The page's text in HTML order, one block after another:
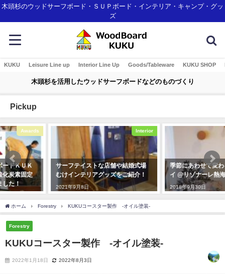
木頭杉のウッドサーフボード・ＳＵＰボード・インテリア・キャンプ・グッ
ズ
KUKU Leisure Line up Interior Line Up Goods/Tableware KUKU SHOP
木頭杉を活用したウッドサーフボードなどのものづくり
Pickup
Interior
サーフテイストな店舗や結婚式場
むけインテリアグッズをご紹介！
2021年9月8日
Interior
季節にあわせて変わるディスプレ
イ @リゾナーレ熱海
2018年9月30日
ホーム Forestry KUKUコースター製作 -オイル塗装-
Forestry
KUKUコースター製作 -オイル塗装-
2022年1月18日 2022年8月3日